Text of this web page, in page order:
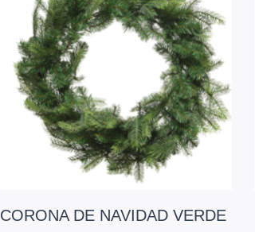
CORONA DE NAVIDAD VERDE